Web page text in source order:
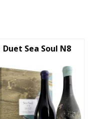
Duet Sea Soul N8